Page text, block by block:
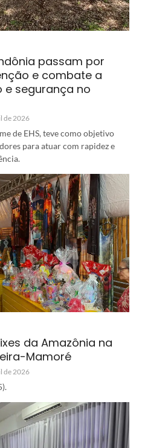
passam por
e combate a
e segurança no
de 2026
de EHS, teve como objetivo
para atuar com rapidez e
da Amazônia na
Mamoré
de 2026